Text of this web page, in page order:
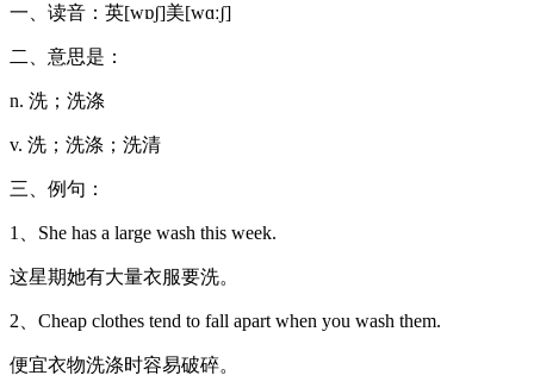
一、读音：英[wɒʃ]美[wɑːʃ]
二、意思是：
n. 洗；洗涤
v. 洗；洗涤；洗清
三、例句：
1、She has a large wash this week.
这星期她有大量衣服要洗。
2、Cheap clothes tend to fall apart when you wash them.
便宜衣物洗涤时容易破碎。